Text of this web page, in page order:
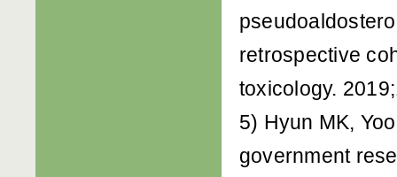
retrospective
toxicology.
5) Hyun MK,
government